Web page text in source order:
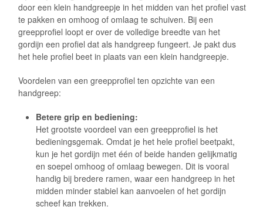
door een klein handgreepje in het midden van het profiel vast
te pakken en omhoog of omlaag te schuiven. Bij een
greepprofiel loopt er over de volledige breedte van het
gordijn een profiel dat als handgreep fungeert. Je pakt dus
het hele profiel beet in plaats van een klein handgreepje.
Voordelen van een greepprofiel ten opzichte van een
handgreep:
Betere grip en bediening:
Het grootste voordeel van een greepprofiel is het
bedieningsgemak. Omdat je het hele profiel beetpakt,
kun je het gordijn met één of beide handen gelijkmatig
en soepel omhoog of omlaag bewegen. Dit is vooral
handig bij bredere ramen, waar een handgreep in het
midden minder stabiel kan aanvoelen of het gordijn
scheef kan trekken.